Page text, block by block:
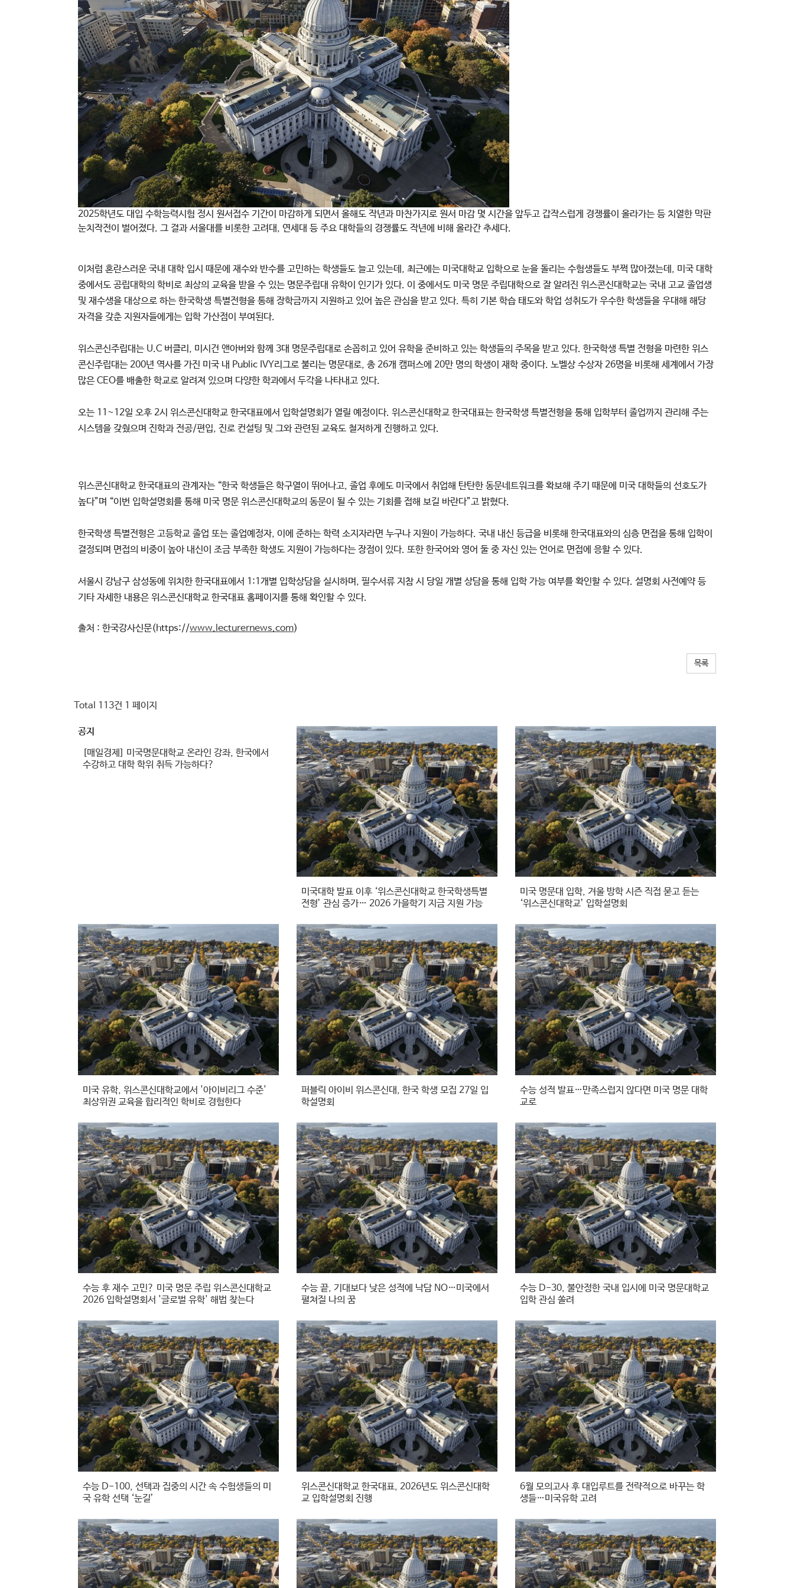
2025학년도 대입 수학능력시험 정시 원서접수 기간이 마감하게 되면서 올해도 작년과 마찬가지로 원서 마감 몇 시간을 앞두고 갑작스럽게 경쟁률이 올라가는 등 치열한 막판
눈치작전이 벌어졌다. 그 결과 서울대를 비롯한 고려대, 연세대 등 주요 대학들의 경쟁률도 작년에 비해 올라간 추세다.
이처럼 혼란스러운 국내 대학 입시 때문에 재수와 반수를 고민하는 학생들도 늘고 있는데, 최근에는 미국대학교 입학으로 눈을 돌리는 수험생들도 부쩍 많아졌는데, 미국 대학
중에서도 공립대학의 학비로 최상의 교육을 받을 수 있는 명문주립대 유학이 인기가 있다. 이 중에서도 미국 명문 주립대학으로 잘 알려진 위스콘신대학교는 국내 고교 졸업생
및 재수생을 대상으로 하는 한국학생 특별전형을 통해 장학금까지 지원하고 있어 높은 관심을 받고 있다. 특히 기본 학습 태도와 학업 성취도가 우수한 학생들을 우대해 해당
자격을 갖춘 지원자들에게는 입학 가산점이 부여된다.
위스콘신주립대는 U.C 버클리, 미시건 앤아버와 함께 3대 명문주립대로 손꼽히고 있어 유학을 준비하고 있는 학생들의 주목을 받고 있다. 한국학생 특별 전형을 마련한 위스
콘신주립대는 200년 역사를 가진 미국 내 Public IVY리그로 불리는 명문대로, 총 26개 캠퍼스에 20만 명의 학생이 재학 중이다. 노벨상 수상자 26명을 비롯해 세계에서 가장
많은 CEO를 배출한 학교로 알려져 있으며 다양한 학과에서 두각을 나타내고 있다.
오는 11~12일 오후 2시 위스콘신대학교 한국대표에서 입학설명회가 열릴 예정이다. 위스콘신대학교 한국대표는 한국학생 특별전형을 통해 입학부터 졸업까지 관리해 주는
시스템을 갖췄으며 진학과 전공/편입, 진로 컨설팅 및 그와 관련된 교육도 철저하게 진행하고 있다.
위스콘신대학교 한국대표의 관계자는 “한국 학생들은 학구열이 뛰어나고, 졸업 후에도 미국에서 취업해 탄탄한 동문네트워크를 확보해 주기 때문에 미국 대학들의 선호도가
높다”며 “이번 입학설명회를 통해 미국 명문 위스콘신대학교의 동문이 될 수 있는 기회를 접해 보길 바란다”고 밝혔다.
한국학생 특별전형은 고등학교 졸업 또는 졸업예정자, 이에 준하는 학력 소지자라면 누구나 지원이 가능하다. 국내 내신 등급을 비롯해 한국대표와의 심층 면접을 통해 입학이
결정되며 면접의 비중이 높아 내신이 조금 부족한 학생도 지원이 가능하다는 장점이 있다. 또한 한국어와 영어 둘 중 자신 있는 언어로 면접에 응할 수 있다.
서울시 강남구 삼성동에 위치한 한국대표에서 1:1개별 입학상담을 실시하며, 필수서류 지참 시 당일 개별 상담을 통해 입학 가능 여부를 확인할 수 있다. 설명회 사전예약 등
기타 자세한 내용은 위스콘신대학교 한국대표 홈페이지를 통해 확인할 수 있다.
출처 : 한국강사신문(https://www.lecturernews.com)
목록
Total 113건 1 페이지
공지
[매일경제] 미국명문대학교 온라인 강좌, 한국에서
수강하고 대학 학위 취득 가능하다?
미국대학 발표 이후 ‘위스콘신대학교 한국학생특별
전형’ 관심 증가… 2026 가을학기 지금 지원 가능
미국 명문대 입학, 겨울 방학 시즌 직접 묻고 듣는
‘위스콘신대학교’ 입학설명회
미국 유학, 위스콘신대학교에서 '아이비리그 수준'
최상위권 교육을 합리적인 학비로 경험한다
퍼블릭 아이비 위스콘신대, 한국 학생 모집 27일 입
학설명회
수능 성적 발표…만족스럽지 않다면 미국 명문 대학
교로
수능 후 재수 고민? 미국 명문 주립 위스콘신대학교
2026 입학설명회서 '글로벌 유학' 해법 찾는다
수능 끝, 기대보다 낮은 성적에 낙담 NO…미국에서
펼쳐질 나의 꿈
수능 D-30, 불안정한 국내 입시에 미국 명문대학교
입학 관심 쏠려
수능 D-100, 선택과 집중의 시간 속 수험생들의 미
국 유학 선택 ‘눈길’
위스콘신대학교 한국대표, 2026년도 위스콘신대학
교 입학설명회 진행
6월 모의고사 후 대입루트를 전략적으로 바꾸는 학
생들…미국유학 고려